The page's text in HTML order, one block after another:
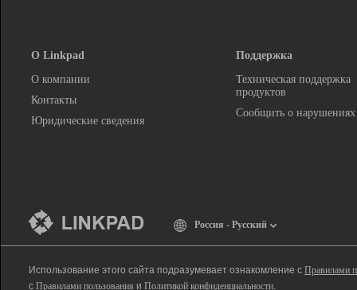
О Linkpad
О компании
Контакты
Юридические сведения
Поддержка
Техническая поддержка
продуктов
Сообщить о нарушениях
Россия - Русский
Использование этого сайта подразумевает ознакомление с Правилами
с Правилами пользования и Политикой конфиденциальности.